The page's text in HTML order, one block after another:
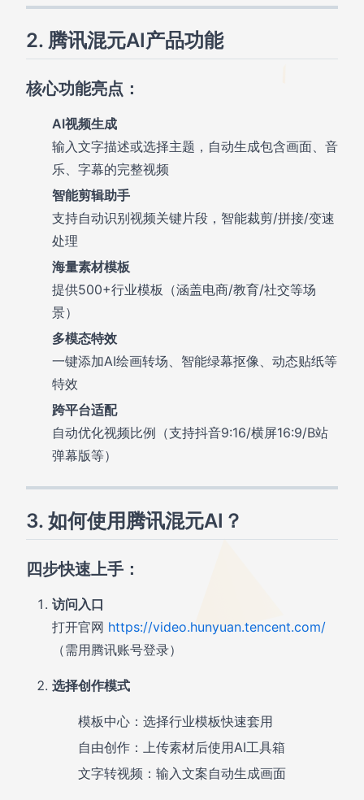
2. 腾讯混元AI产品功能
核心功能亮点：
AI视频生成
输入文字描述或选择主题，自动生成包含画面、音
乐、字幕的完整视频
智能剪辑助手
支持自动识别视频关键片段，智能裁剪/拼接/变速
处理
海量素材模板
提供500+行业模板（涵盖电商/教育/社交等场
景）
多模态特效
一键添加AI绘画转场、智能绿幕抠像、动态贴纸等
特效
跨平台适配
自动优化视频比例（支持抖音9:16/横屏16:9/B站
弹幕版等）
3. 如何使用腾讯混元AI？
四步快速上手：
访问入口
打开官网 https://video.hunyuan.tencent.com/
（需用腾讯账号登录）
选择创作模式
模板中心：选择行业模板快速套用
自由创作：上传素材后使用AI工具箱
文字转视频：输入文案自动生成画面